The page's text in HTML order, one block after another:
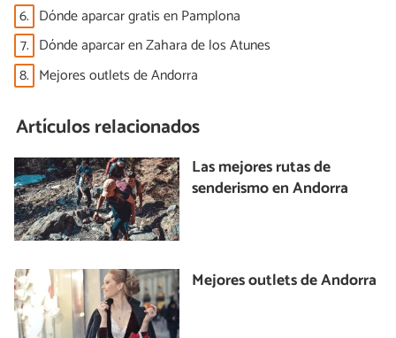
6. Dónde aparcar gratis en Pamplona
7. Dónde aparcar en Zahara de los Atunes
8. Mejores outlets de Andorra
Artículos relacionados
Las mejores rutas de
senderismo en Andorra
Mejores outlets de Andorra